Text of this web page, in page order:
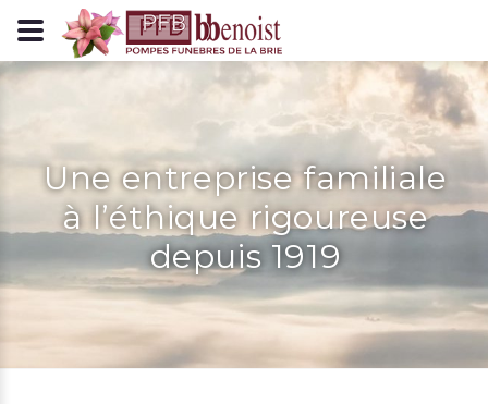
Panneau de gestion des cookies
Une entreprise familiale
à l’éthique rigoureuse
depuis 1919